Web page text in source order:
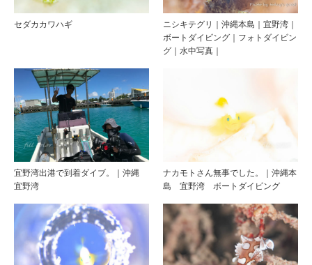
セダカカワハギ
ニシキテグリ｜沖縄本島｜宜野湾｜
ボートダイビング｜フォトダイビン
グ｜水中写真｜
宜野湾出港で到着ダイブ。｜沖縄
宜野湾
ナカモトさん無事でした。｜沖縄本
島 宜野湾 ボートダイビング